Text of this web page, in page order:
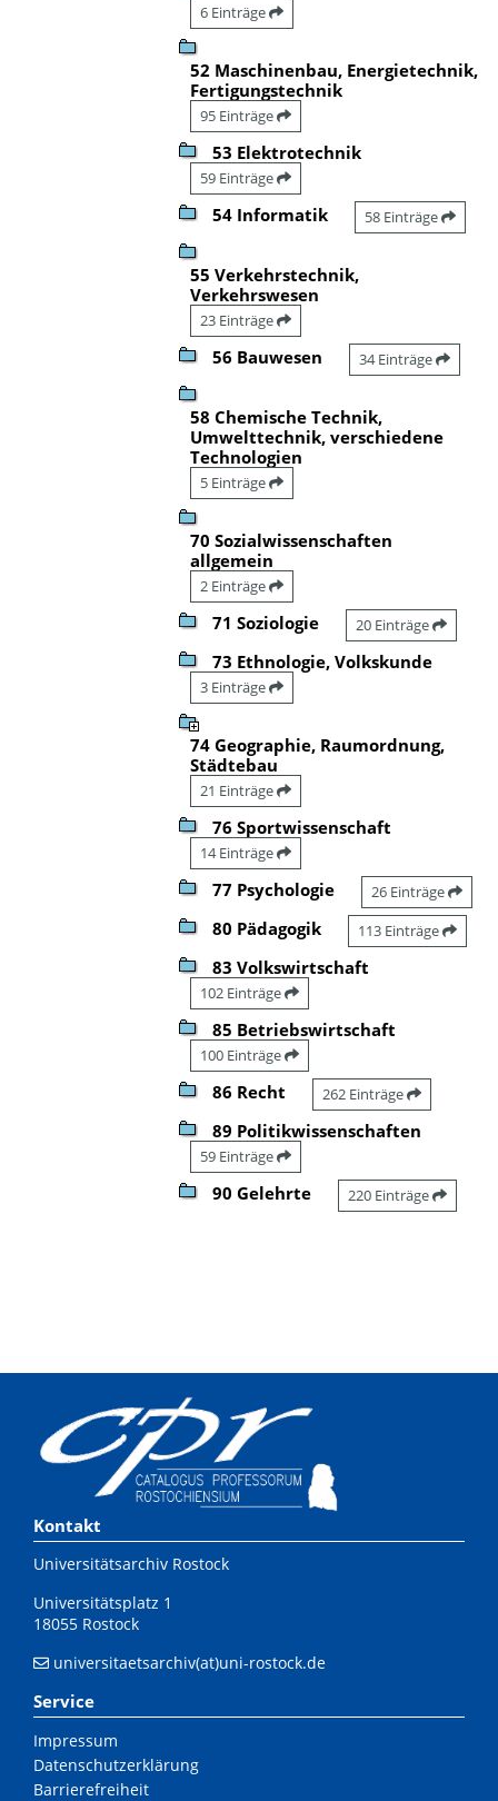
6 Einträge
52 Maschinenbau, Energietechnik,
Fertigungstechnik
95 Einträge
53 Elektrotechnik
59 Einträge
54 Informatik 58 Einträge
55 Verkehrstechnik,
Verkehrswesen
23 Einträge
56 Bauwesen 34 Einträge
58 Chemische Technik,
Umwelttechnik, verschiedene
Technologien
5 Einträge
70 Sozialwissenschaften
allgemein
2 Einträge
71 Soziologie 20 Einträge
73 Ethnologie, Volkskunde
3 Einträge
74 Geographie, Raumordnung,
Städtebau
21 Einträge
76 Sportwissenschaft
14 Einträge
77 Psychologie 26 Einträge
80 Pädagogik 113 Einträge
83 Volkswirtschaft
102 Einträge
85 Betriebswirtschaft
100 Einträge
86 Recht 262 Einträge
89 Politikwissenschaften
59 Einträge
90 Gelehrte 220 Einträge
Kontakt
Universitätsarchiv Rostock
Universitätsplatz 1
18055 Rostock
universitaetsarchiv(at)uni-rostock.de
Service
Impressum
Datenschutzerklärung
Barrierefreiheit